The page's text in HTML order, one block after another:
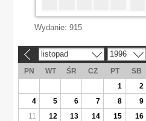
Wydanie: 915
listopad 1996
PN WT ŚR CZ PT SB
1
2
4
5 6 7 8 9
11
12 13 14 15 16